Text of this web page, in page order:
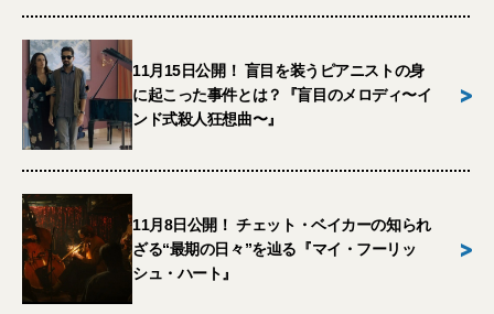
11月15日公開！ 盲目を装うピアニストの身
に起こった事件とは？『盲目のメロディ〜イ
ンド式殺人狂想曲〜』
>
11月8日公開！ チェット・ベイカーの知られ
ざる“最期の日々”を辿る『マイ・フーリッ
シュ・ハート』
>